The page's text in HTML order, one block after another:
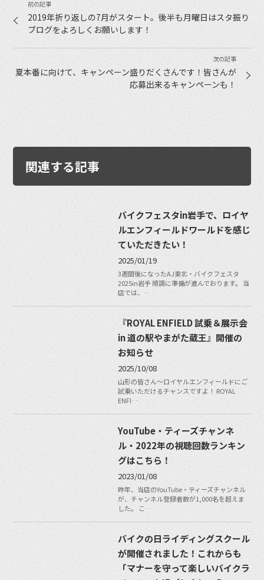
2019年折り返しの7月がスタート。後半も月曜日はスタ振り
ブログをよろしくお願いします！
夏本番に向けて、キャンペーン盛りだくさんです！皆さんが
応募出来るキャンペーンも！
関連する記事
バイクフェスタin岩手で、ロイヤ
ルエンフィールドワールドを感じ
ていただきたい！
2025/01/19
3週間後になったAJ東北・バイクフェスタ
2025in岩手 順調に準備が進んでおります。 当
店では、…
『ROYAL ENFIELD 試乗＆展示会
in 道の駅やまがた蔵王』開催の
お知らせ
2025/10/08
山形の皆さん〜ロイヤルエンフィールドにご
試乗いただけるチャンスですよ！ ROYAL
ENFI…
YouTube・ティーズチャンネ
ル・2022年の視聴回数ランキン
グはこちら！
2023/01/08
昨年、当店のYouTube・ティーズチャンネル
が、チャンネル登録者数が1,000名を超えま
した。 こ…
バイクの日ライディングスクール
が開催されました！これからも
「マナーを守って楽しいバイクラ